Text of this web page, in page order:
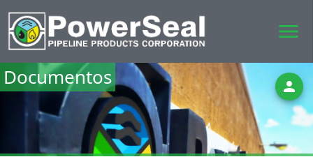
menu
person
Documentos